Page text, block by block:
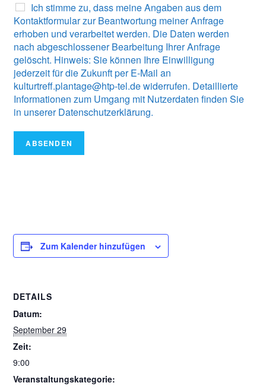
Ich stimme zu, dass meine Angaben aus dem
Kontaktformular zur Beantwortung meiner Anfrage
erhoben und verarbeitet werden. Die Daten werden
nach abgeschlossener Bearbeitung Ihrer Anfrage
gelöscht. Hinweis: Sie können Ihre Einwilligung
jederzeit für die Zukunft per E-Mail an
kulturtreff.plantage@htp-tel.de widerrufen. Detaillierte
Informationen zum Umgang mit Nutzerdaten finden Sie
in unserer Datenschutzerklärung.
ABSENDEN
Zum Kalender hinzufügen
DETAILS
Datum:
September 29
Zeit:
9:00
Veranstaltungskategorie: